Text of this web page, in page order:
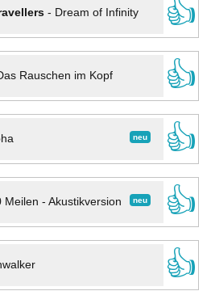
- Dream of Infinity
👍
Rauschen im Kopf
👍
neu
👍
neu
Meilen - Akustikversion
👍
👍